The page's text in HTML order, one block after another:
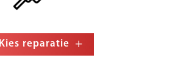
Kies reparatie